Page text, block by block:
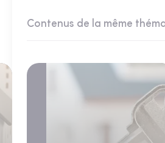
Contenus de la même